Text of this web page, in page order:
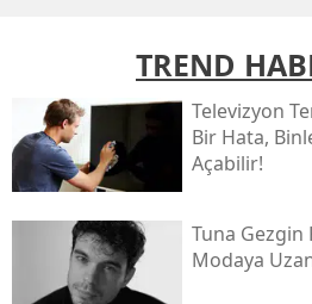
TREND
Televizyon
Bir Hata,
Açabilir!
Tuna
Modaya